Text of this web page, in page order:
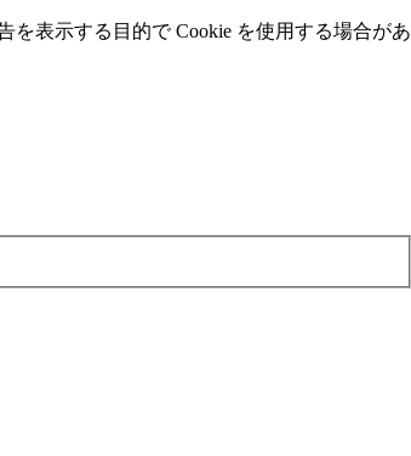
表⽰する⽬的で Cookie を使⽤する場合があ